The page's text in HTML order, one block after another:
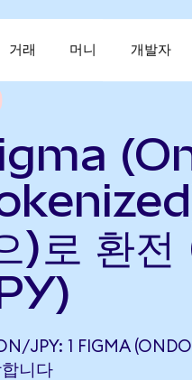
거래 머니 개발자
)로 환
JPY: 1 FIGMA
니다